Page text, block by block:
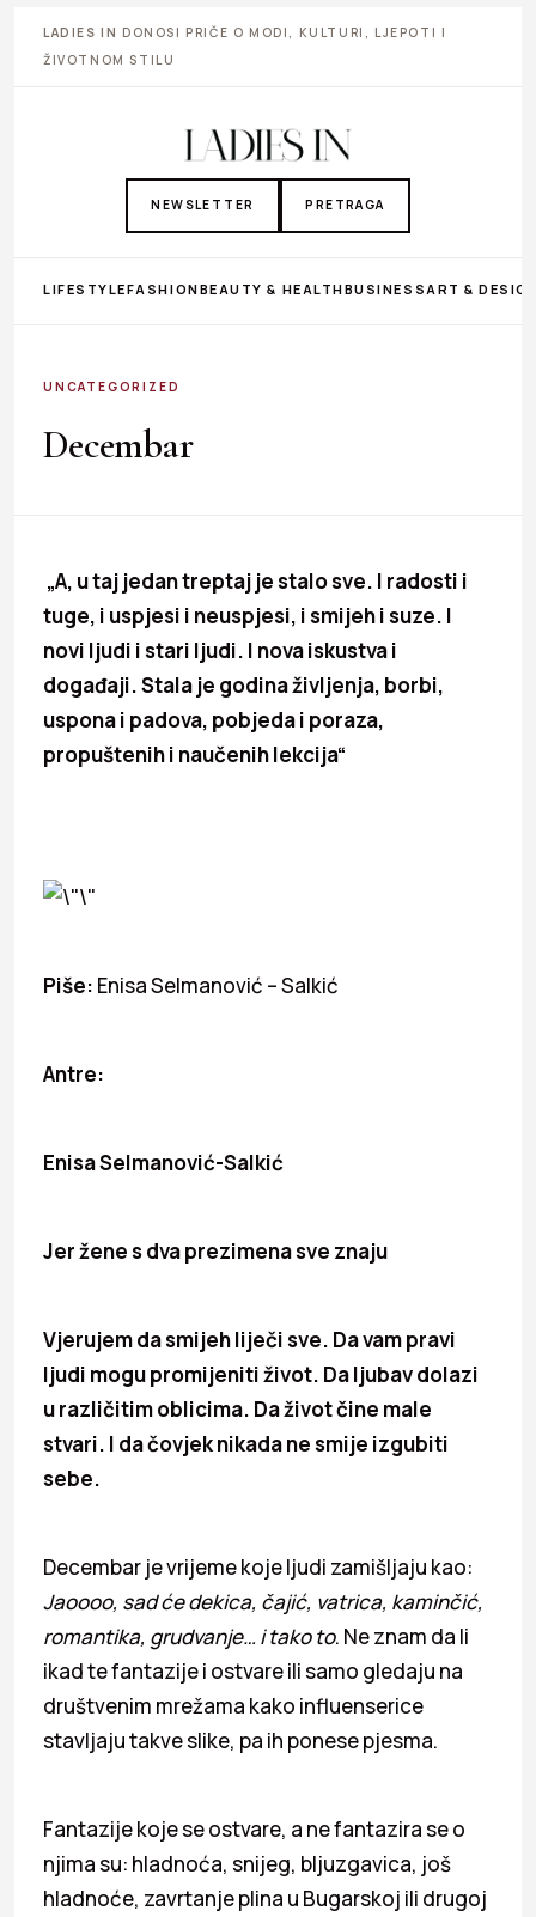
LADIES IN DONOSI PRIČE O MODI, KULTURI, LJEPOTI I
ŽIVOTNOM STILU
NEWSLETTER PRETRAGA
LIFESTYLEFASHIONBEAUTY & HEALTHBUSINESS ART &
UNCATEGORIZED
Decembar
„A, u taj jedan treptaj je stalo sve. I radosti i
tuge, i uspjesi i neuspjesi, i smijeh i suze. I
novi ljudi i stari ljudi. I nova iskustva i
događaji. Stala je godina življenja, borbi,
uspona i padova, pobjeda i poraza,
propuštenih i naučenih lekcija“
Piše: Enisa Selmanović – Salkić
Antre:
Enisa Selmanović-Salkić
Jer žene s dva prezimena sve znaju
Vjerujem da smijeh liječi sve. Da vam pravi
ljudi mogu promijeniti život. Da ljubav dolazi
u različitim oblicima. Da život čine male
stvari. I da čovjek nikada ne smije izgubiti
sebe.
Decembar je vrijeme koje ljudi zamišljaju kao:
Jaoooo, sad će dekica, čajić, vatrica, kaminčić,
romantika, grudvanje… i tako to. Ne znam da li
ikad te fantazije i ostvare ili samo gledaju na
društvenim mrežama kako influenserice
stavljaju takve slike, pa ih ponese pjesma.
Fantazije koje se ostvare, a ne fantazira se o
njima su: hladnoća, snijeg, bljuzgavica, još
hladnoće, zavrtanje plina u Bugarskoj ili drugoj